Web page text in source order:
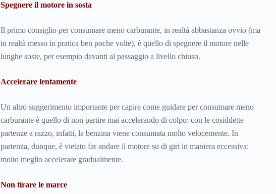
Spegnere il motore in sosta
Il primo consiglio per consumare meno carburante, in realtà abbastanza ovvio (ma
in realtà messo in pratica ben poche volte), è quello di spegnere il motore nelle
lunghe soste, per esempio davanti al passaggio a livello chiuso.
Accelerare lentamente
Un altro suggerimento importante per capire come guidare per consumare meno
carburante è quello di non partire mai accelerando di colpo: con le cosiddette
partenze a razzo, infatti, la benzina viene consumata molto velocemente. In
partenza, dunque, è vietato far andare il motore su di giri in maniera eccessiva:
molto meglio accelerare gradualmente.
Non tirare le marce